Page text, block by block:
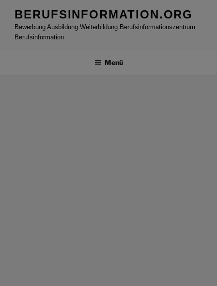
Inhalt
springen
BERUFSINFORMATION.ORG
Bewerbung Ausbildung Weiterbildung Berufsinformationszentrum
Berufsinformation
Menü